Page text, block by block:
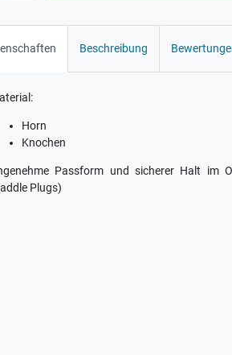
Beschreibung
Horn
Knochen
Passform und sicherer Halt im
Plugs)